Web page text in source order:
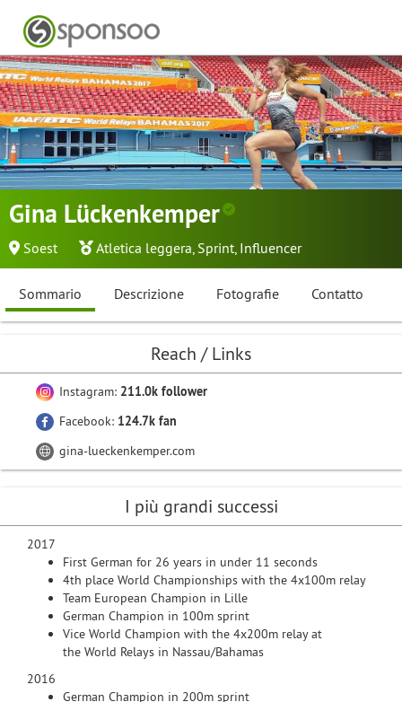
Gina Lückenkemper
Soest Atletica leggera, Sprint, Influencer
Sommario Descrizione Fotografie Contatto
Reach / Links
Instagram: 211.0k follower
Facebook: 124.7k fan
gina-lueckenkemper.com
I più grandi successi
2017
First German for 26 years in under 11 seconds
4th place World Championships with the 4x100m relay
Team European Champion in Lille
German Champion in 100m sprint
Vice World Champion with the 4x200m relay at
the World Relays in Nassau/Bahamas
2016
German Champion in 200m sprint